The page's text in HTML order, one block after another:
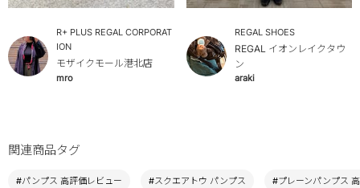
R+ PLUS REGAL CORPORAT
ION
モザイクモール港北店
mro
REGAL SHOES
REGAL イオンレイクタウ
ン
araki
関連商品タグ
#パンプス 高評価レビュー #スクエアトウ パンプス #プレーンパンプス